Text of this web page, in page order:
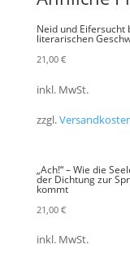
Neid und Eifersucht
literarischen
21,00 €
inkl. MwSt.
zzgl.
„Ach!“ – Wie die
der Dichtung zur
kommt
21,00 €
inkl. MwSt.